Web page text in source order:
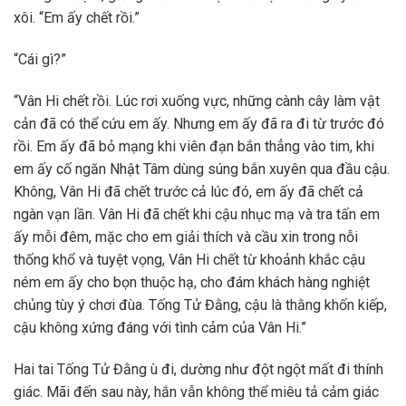
xôi. “Em ấy chết rồi.”
“Cái gì?”
“Vân Hi chết rồi. Lúc rơi xuống vực, những cành cây làm vật
cản đã có thể cứu em ấy. Nhưng em ấy đã ra đi từ trước đó
rồi. Em ấy đã bỏ mạng khi viên đạn bắn thẳng vào tim, khi
em ấy cố ngăn Nhật Tâm dùng súng bắn xuyên qua đầu cậu.
Không, Vân Hi đã chết trước cả lúc đó, em ấy đã chết cả
ngàn vạn lần. Vân Hi đã chết khi cậu nhục mạ và tra tấn em
ấy mỗi đêm, mặc cho em giải thích và cầu xin trong nỗi
thống khổ và tuyệt vọng, Vân Hi chết từ khoảnh khắc cậu
ném em ấy cho bọn thuộc hạ, cho đám khách hàng nghiệt
chủng tùy ý chơi đùa. Tống Tử Đằng, cậu là thằng khốn kiếp,
cậu không xứng đáng với tình cảm của Vân Hi.”
Hai tai Tống Tử Đằng ù đi, dường như đột ngột mất đi thính
giác. Mãi đến sau này, hắn vẫn không thể miêu tả cảm giác